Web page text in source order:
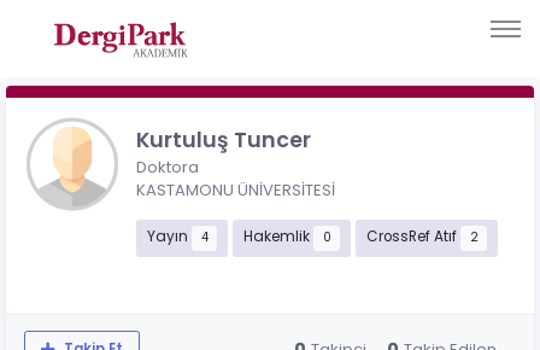
Kurtuluş Tuncer
Doktora
KASTAMONU ÜNİVERSİTESİ
Yayın 4 Hakemlik 0 CrossRef Atıf 2